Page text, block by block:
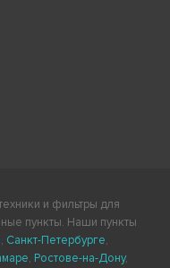
и фильтры для
пункты. Наши пункты
, Санкт-Петербурге,
, Ростове-на-Дону,